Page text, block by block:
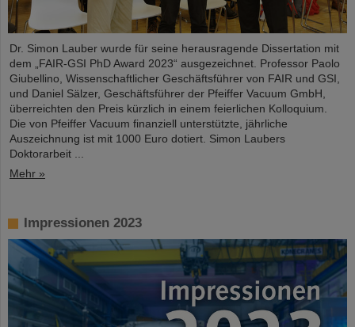
Dr. Simon Lauber wurde für seine herausragende Dissertation mit
dem „FAIR-GSI PhD Award 2023“ ausgezeichnet. Professor Paolo
Giubellino, Wissenschaftlicher Geschäftsführer von FAIR und GSI,
und Daniel Sälzer, Geschäftsführer der Pfeiffer Vacuum GmbH,
überreichten den Preis kürzlich in einem feierlichen Kolloquium.
Die von Pfeiffer Vacuum finanziell unterstützte, jährliche
Auszeichnung ist mit 1000 Euro dotiert. Simon Laubers
Doktorarbeit ...
Mehr »
Impressionen 2023